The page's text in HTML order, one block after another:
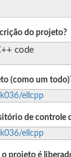
do projeto?
code
(como um
ellcpp
de controle
ellcpp
o projeto é